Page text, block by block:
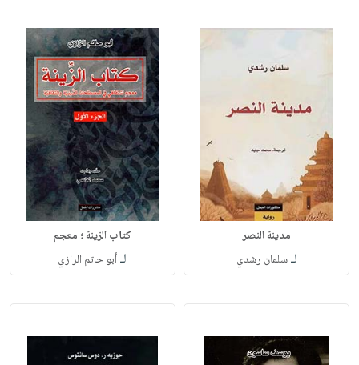
مدينة النصر
لـسلمان رشدي
كتاب الزينة ؛ معجم
لـأبو حاتم الرازي